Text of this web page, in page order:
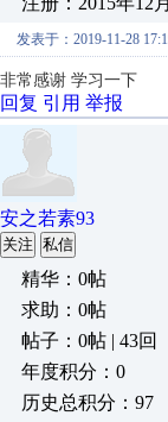
发表于：2019-11-28
非常感谢 学习一下
回复 引用 举报
安之若素93
关注 私信
精华：0帖
求助：0帖
帖子：0帖 | 43回
年度积分：0
历史总积分：97